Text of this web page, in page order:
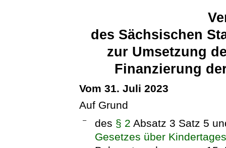
des Sächsischen
zur Umsetzung
Finanzierung
Vom 31. Juli 2023
Auf Grund
– des § 2 Absatz 3 Satz 5
Gesetzes über